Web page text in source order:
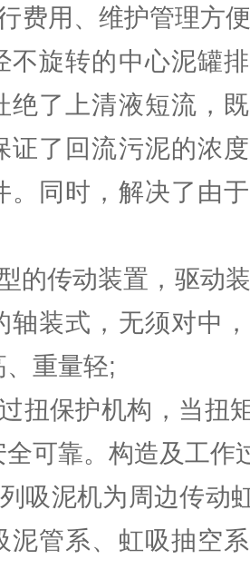
费用、维护管理方
不旋转的中心泥罐
绝了上清液短流，
证了回流污泥的浓
。同时，解决了由
的传动装置，驱动
轴装式，无须对中
重量轻;
扭保护机构，当扭
全可靠。构造及工作
吸泥机为周边传动
泥管系、虹吸抽空